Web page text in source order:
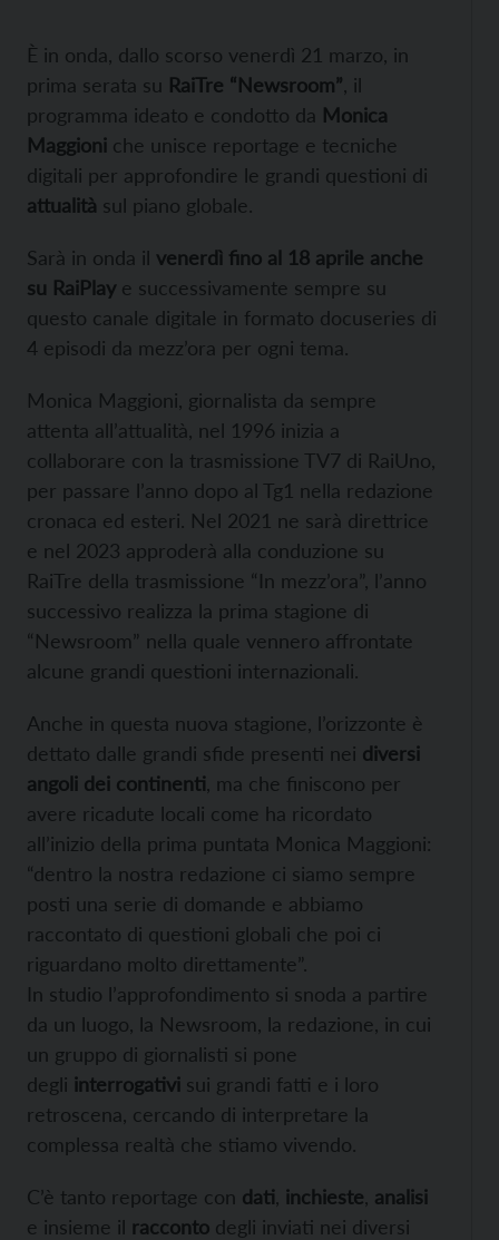
È in onda, dallo scorso venerdì 21 marzo, in
prima serata su RaiTre “Newsroom” , il
programma ideato e condotto da Monica
Maggioni che unisce reportage e tecniche
digitali per approfondire le grandi questioni di
attualità sul piano globale.
Sarà in onda il venerdì fino al 18 aprile anche
su RaiPlay e successivamente sempre su
questo canale digitale in formato docuseries di
4 episodi da mezz’ora per ogni tema.
Monica Maggioni, giornalista da sempre
attenta all’attualità, nel 1996 inizia a
collaborare con la trasmissione TV7 di RaiUno,
per passare l’anno dopo al Tg1 nella redazione
cronaca ed esteri. Nel 2021 ne sarà direttrice
e nel 2023 approderà alla conduzione su
RaiTre della trasmissione “In mezz’ora”, l’anno
successivo realizza la prima stagione di
“Newsroom” nella quale vennero affrontate
alcune grandi questioni internazionali.
Anche in questa nuova stagione, l’orizzonte è
dettato dalle grandi sfide presenti nei diversi
angoli dei continenti , ma che finiscono per
avere ricadute locali come ha ricordato
all’inizio della prima puntata Monica Maggioni:
“dentro la nostra redazione ci siamo sempre
posti una serie di domande e abbiamo
raccontato di questioni globali che poi ci
riguardano molto direttamente”.
In studio l’approfondimento si snoda a partire
da un luogo, la Newsroom, la redazione, in cui
un gruppo di giornalisti si pone
degli interrogativi sui grandi fatti e i loro
retroscena, cercando di interpretare la
complessa realtà che stiamo vivendo.
C’è tanto reportage con dati inchieste analisi
e insieme il racconto degli inviati nei diversi